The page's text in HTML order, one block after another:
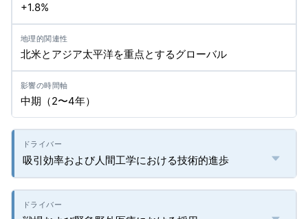
+1.8%
北米とアジア太平洋を重点とするグローバル
中期（2〜4年）
吸引効率および人間工学における技術的進歩